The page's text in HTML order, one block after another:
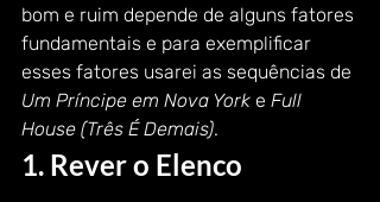
bom e ruim depende de alguns fatores
fundamentais e para exemplificar
esses fatores usarei as sequências de
Um Príncipe em Nova York e Full
House (Três É Demais).
1. Rever o Elenco